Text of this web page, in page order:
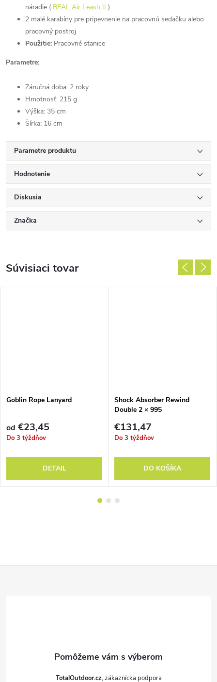
náradie ( BEAL Air Leash II )
2 malé karabíny pre pripevnenie na pracovnú sedačku alebo
pracovný postroj
Použitie: Pracovné stanice
Parametre:
Záručná doba: 2 roky
Hmotnosť: 215 g
Výška: 35 cm
Šírka: 16 cm
Parametre produktu
Hodnotenie
Diskusia
Značka
Súvisiaci tovar
Goblin Rope Lanyard
od €23,45
Do 3 týždňov
DETAIL
Shock Absorber Rewind
Double 2 × 995
€131,47
Do 3 týždňov
DO KOŠÍKA
TotalOutdoor.cz